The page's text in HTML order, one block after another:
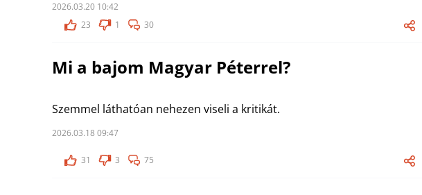
2026.03.20 10:42
23
1 30
Mi a bajom Magyar Péterrel?
Szemmel láthatóan nehezen viseli a kritikát.
2026.03.18 09:47
31 3 75